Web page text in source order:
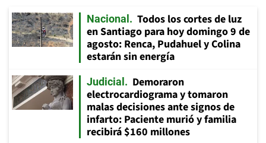
Nacional
Todos los cortes de luz
en Santiago para hoy domingo 9 de
agosto: Renca, Pudahuel y Colina
estarán sin energía
Judicial
Demoraron
electrocardiograma y tomaron
malas decisiones ante signos de
infarto: Paciente murió y familia
recibirá $160 millones